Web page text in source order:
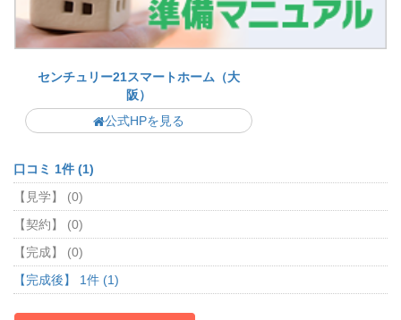
センチュリー21スマートホーム（大
阪）
公式HPを見る
口コミ 1件 (1)
【見学】 (0)
【契約】 (0)
【完成】 (0)
【完成後】 1件 (1)